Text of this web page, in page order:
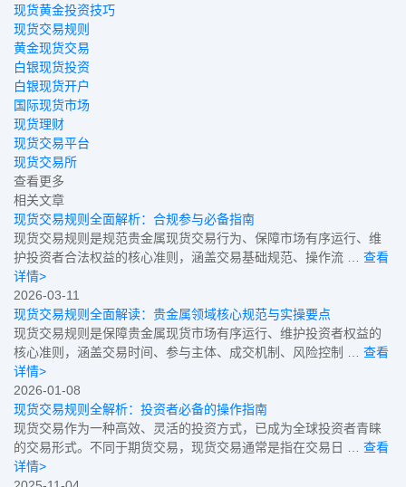
现货黄金投资技巧
现货交易规则
黄金现货交易
白银现货投资
白银现货开户
国际现货市场
现货理财
现货交易平台
现货交易所
查看更多
相关文章
现货交易规则全面解析：合规参与必备指南
现货交易规则是规范贵金属现货交易行为、保障市场有序运行、维
护投资者合法权益的核心准则，涵盖交易基础规范、操作流 … 查看
详情>
2026-03-11
现货交易规则全面解读：贵金属领域核心规范与实操要点
现货交易规则是保障贵金属现货市场有序运行、维护投资者权益的
核心准则，涵盖交易时间、参与主体、成交机制、风险控制 … 查看
详情>
2026-01-08
现货交易规则全解析：投资者必备的操作指南
现货交易作为一种高效、灵活的投资方式，已成为全球投资者青睐
的交易形式。不同于期货交易，现货交易通常是指在交易日 … 查看
详情>